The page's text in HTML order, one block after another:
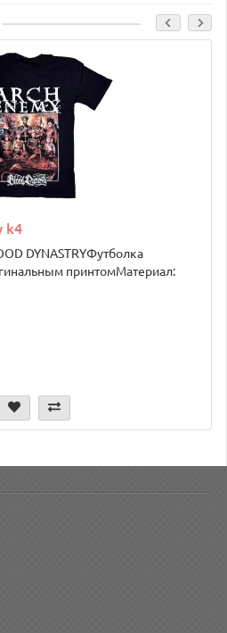
k4
DYNASTRYФутболка
принтомМатериал: